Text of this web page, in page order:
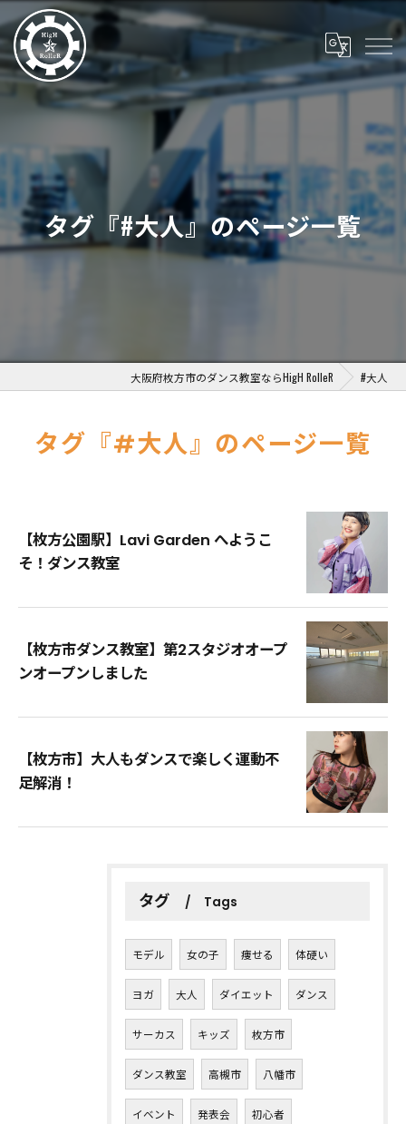
タグ『#大人』のページ一覧
大阪府枚方市のダンス教室ならHigH RolleR #大人
タグ『#大人』のページ一覧
【枚方公園駅】Lavi Garden へようこ
そ！ダンス教室
【枚方市ダンス教室】第2スタジオオープ
ンオープンしました
【枚方市】大人もダンスで楽しく運動不
足解消！
タグ Tags
モデル 女の子 痩せる 体硬い
ヨガ 大人 ダイエット ダンス
サーカス キッズ 枚方市
ダンス教室 高槻市 八幡市
イベント 発表会 初心者